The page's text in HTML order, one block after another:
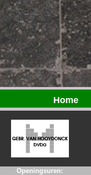
Home
Openingsuren: